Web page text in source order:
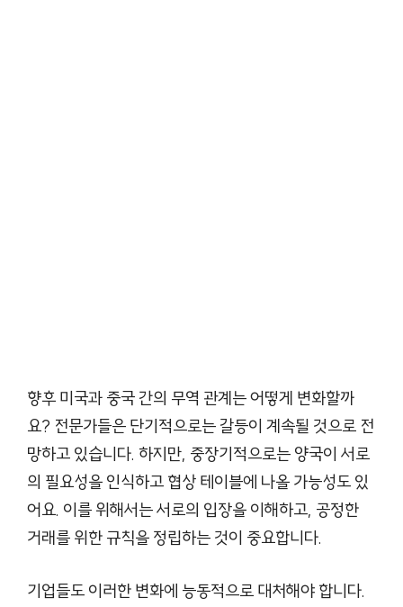
향후 미국과 중국 간의 무역 관계는 어떻게 변화할까
요? 전문가들은 단기적으로는 갈등이 계속될 것으로 전
망하고 있습니다. 하지만, 중장기적으로는 양국이 서로
의 필요성을 인식하고 협상 테이블에 나올 가능성도 있
어요. 이를 위해서는 서로의 입장을 이해하고, 공정한
거래를 위한 규칙을 정립하는 것이 중요합니다.
기업들도 이러한 변화에 능동적으로 대처해야 합니다.